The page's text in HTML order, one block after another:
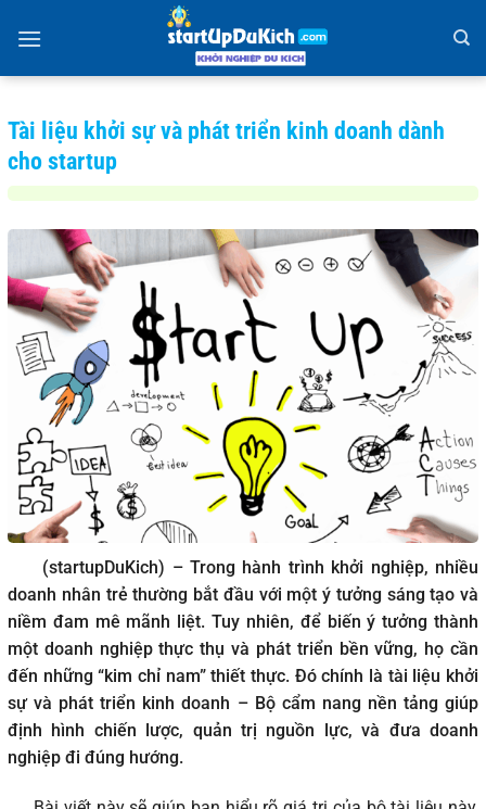
qua
Tài liệu khởi sự và phát triển kinh doanh dành
cho startup
(startupDuKich) – Trong hành trình khởi nghiệp, nhiều
doanh nhân trẻ thường bắt đầu với một ý tưởng sáng tạo và
niềm đam mê mãnh liệt. Tuy nhiên, để biến ý tưởng thành
một doanh nghiệp thực thụ và phát triển bền vững, họ cần
đến những “kim chỉ nam” thiết thực. Đó chính là tài liệu khởi
sự và phát triển kinh doanh – Bộ cẩm nang nền tảng giúp
định hình chiến lược, quản trị nguồn lực, và đưa doanh
nghiệp đi đúng hướng.